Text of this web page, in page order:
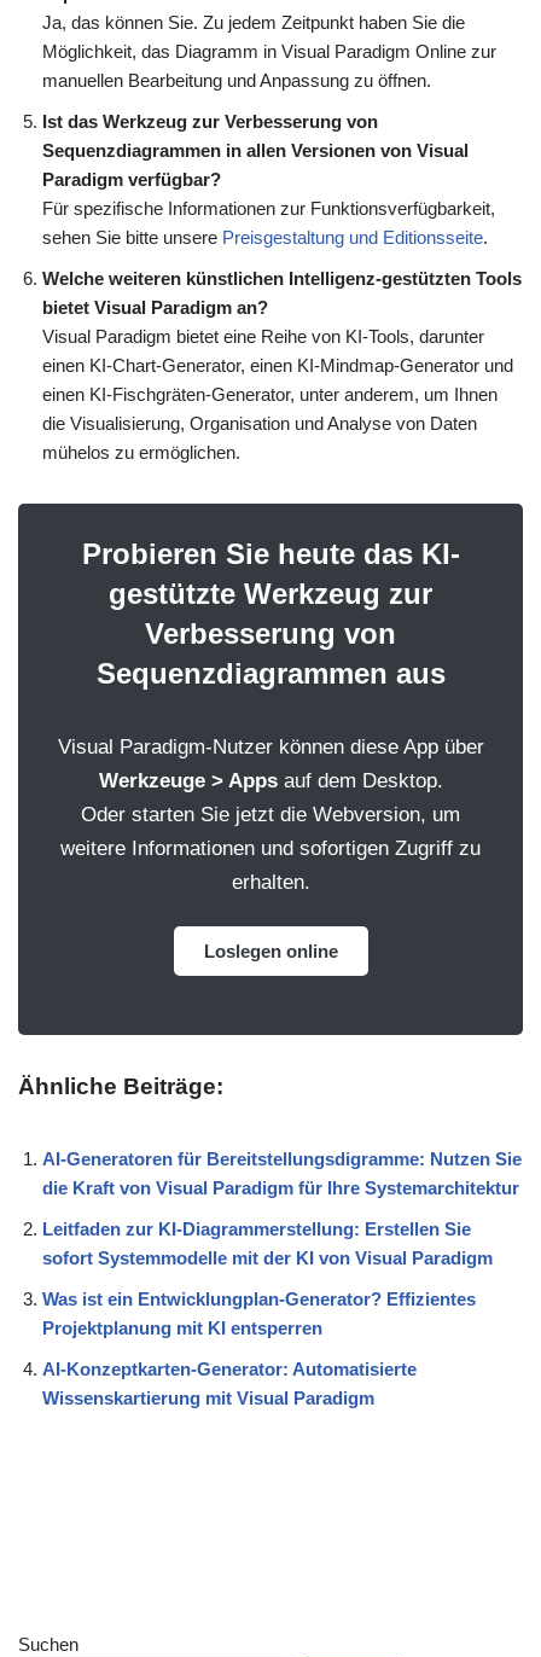
Ja, das können Sie. Zu jedem Zeitpunkt haben Sie die
Möglichkeit, das Diagramm in Visual Paradigm Online zur
manuellen Bearbeitung und Anpassung zu öffnen.
Ist das Werkzeug zur Verbesserung von
Sequenzdiagrammen in allen Versionen von Visual
Paradigm verfügbar?
Für spezifische Informationen zur Funktionsverfügbarkeit,
sehen Sie bitte unsere Preisgestaltung und Editionsseite.
Welche weiteren künstlichen Intelligenz-gestützten Tools
bietet Visual Paradigm an?
Visual Paradigm bietet eine Reihe von KI-Tools, darunter
einen KI-Chart-Generator, einen KI-Mindmap-Generator und
einen KI-Fischgräten-Generator, unter anderem, um Ihnen
die Visualisierung, Organisation und Analyse von Daten
mühelos zu ermöglichen.
Probieren Sie heute das KI-
gestützte Werkzeug zur
Verbesserung von
Sequenzdiagrammen aus
Visual Paradigm-Nutzer können diese App über
Werkzeuge > Appsauf dem Desktop.
Oder starten Sie jetzt die Webversion, um
weitere Informationen und sofortigen Zugriff zu
erhalten.
Loslegen online
Ähnliche Beiträge:
AI-Generatoren für Bereitstellungsdigramme: Nutzen Sie
die Kraft von Visual Paradigm für Ihre Systemarchitektur
Leitfaden zur KI-Diagrammerstellung: Erstellen Sie
sofort Systemmodelle mit der KI von Visual Paradigm
Was ist ein Entwicklungplan-Generator? Effizientes
Projektplanung mit KI entsperren
AI-Konzeptkarten-Generator: Automatisierte
Wissenskartierung mit Visual Paradigm
Suchen